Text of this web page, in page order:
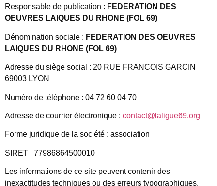
Responsable de publication : FEDERATION DES
OEUVRES LAIQUES DU RHONE (FOL 69)
Dénomination sociale : FEDERATION DES OEUVRES
LAIQUES DU RHONE (FOL 69)
Adresse du siège social : 20 RUE FRANCOIS GARCIN
69003 LYON
Numéro de téléphone : 04 72 60 04 70
Adresse de courrier électronique : contact@laligue69.org
Forme juridique de la société : association
SIRET : 77986864500010
Les informations de ce site peuvent contenir des
inexactitudes techniques ou des erreurs typographiques.